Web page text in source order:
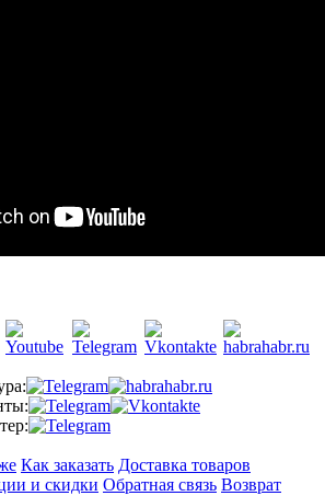
Как заказать Доставка товаров
и скидки Обратная связь Возврат